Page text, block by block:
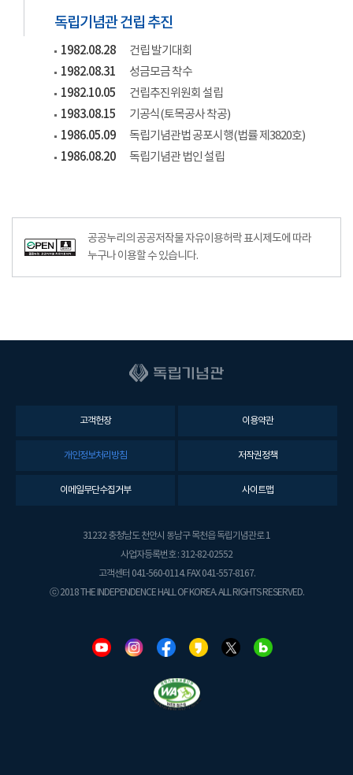
독립기념관 건립 추진
1982.08.28
건립 발기대회
1982.08.31
성금모금 착수
1982.10.05
건립추진위원회 설립
1983.08.15
기공식(토목공사 착공)
1986.05.09
독립기념관법 공포시행(법률 제3820호)
1986.08.20
독립기념관 법인 설립
공공누리공공저작물자유이용허락–출처표시이미지
공공누리의 공공저작물 자유이용허락 표시제도에 따라
누구나 이용할 수 있습니다.
고객헌장 이용약관
개인정보처리방침 저작권정책
이메일무단수집거부 사이트맵
31232 충청남도 천안시 동남구 목천읍 독립기념관로 1
사업자등록번호 : 312-82-02552
고객센터 041-560-0114. FAX 041-557-8167.
ⓒ 2018 THE INDEPENDENCE HALL OF KOREA. ALL RIGHTS RESERVED.